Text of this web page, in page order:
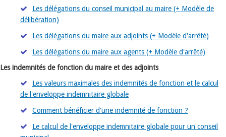
Les délégations du conseil municipal au maire (+ Modèle de
délibération)
Les délégations du maire aux adjoints (+ Modèle d'arrêté)
Les délégations du maire aux agents (+ Modèle d'arrêté)
Les indemnités de fonction du maire et des adjoints
Les valeurs maximales des indemnités de fonction et le calcul
de l'enveloppe indemnitaire globale
Comment bénéficier d'une indemnité de fonction ?
Le calcul de l'enveloppe indemnitaire globale pour un conseil